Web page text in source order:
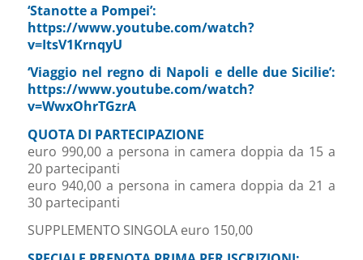
‘Stanotte a Pompei’:
https://www.youtube.com/watch?
v=ItsV1KrnqyU
‘Viaggio nel regno di Napoli e delle due Sicilie’:
https://www.youtube.com/watch?
v=WwxOhrTGzrA
QUOTA DI PARTECIPAZIONE
euro 990,00 a persona in camera doppia da 15 a
20 partecipanti
euro 940,00 a persona in camera doppia da 21 a
30 partecipanti
SUPPLEMENTO SINGOLA euro 150,00